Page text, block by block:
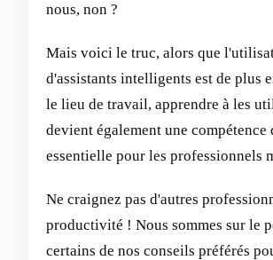
nous, non ?
Mais voici le truc, alors que
d'assistants intelligents est de plus
le lieu de travail, apprendre à les
devient également une compétence
essentielle pour les professionnels
Ne craignez pas d'autres
productivité ! Nous sommes sur le
certains de nos conseils préférés